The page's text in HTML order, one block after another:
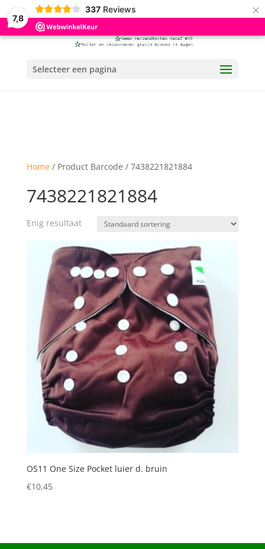
7,8
337 Reviews ×
Selecteer een pagina
Home/ Product Barcode / 7438221821884
7438221821884
Enig resultaat
OS11 One Size Pocket luier d. bruin
€10,45